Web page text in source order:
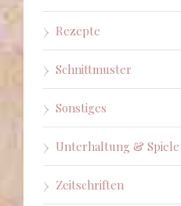
Rezepte
Schnittmuster
Sonstiges
Unterhaltung & Spiele
Zeitschriften